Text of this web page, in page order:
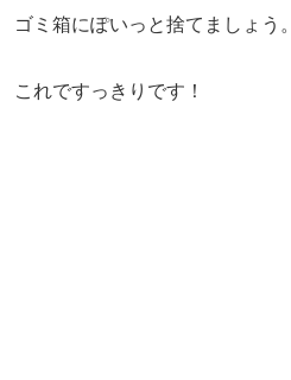
ゴミ箱にぽいっと捨てましょう。
これですっきりです！